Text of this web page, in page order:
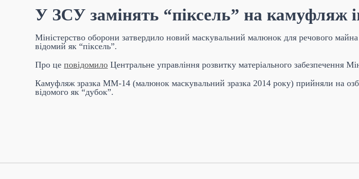
У ЗСУ замінять “піксель” на камуфляж
Міністерство оборони затвердило новий маскувальний малюнок для речового
відомий як “піксель”.
Про це повідомило Центральне управління розвитку матеріального забезпечення
Камуфляж зразка ММ-14 (малюнок маскувальний зразка 2014 року) прийняли на
відомого як “дубок”.